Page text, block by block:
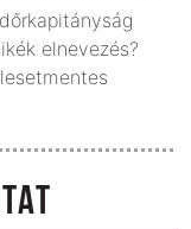
elnevezés?